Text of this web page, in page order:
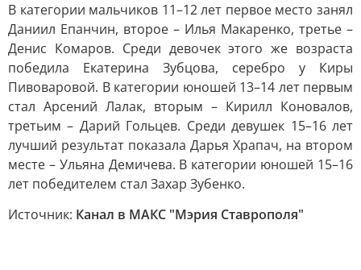
В категории мальчиков 11–12 лет первое место занял
Даниил Епанчин, второе – Илья Макаренко, третье –
Денис Комаров. Среди девочек этого же возраста
победила Екатерина Зубцова, серебро у Киры
Пивоваровой. В категории юношей 13–14 лет первым
стал Арсений Лалак, вторым – Кирилл Коновалов,
третьим – Дарий Гольцев. Среди девушек 15–16 лет
лучший результат показала Дарья Храпач, на втором
месте – Ульяна Демичева. В категории юношей 15–16
лет победителем стал Захар Зубенко.
Источник: Канал в МАКС "Мэрия Ставрополя"